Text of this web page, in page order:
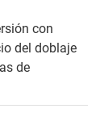
con
del doblaje
de